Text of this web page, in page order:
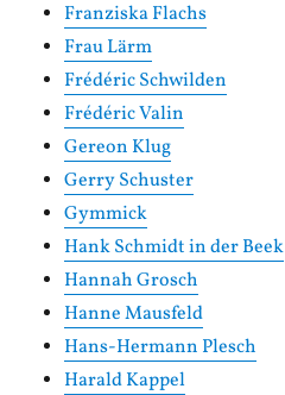
Franziska Flachs
Frau Lärm
Frédéric Schwilden
Frédéric Valin
Gereon Klug
Gerry Schuster
Gymmick
Hank Schmidt in der Beek
Hannah Grosch
Hanne Mausfeld
Hans-Hermann Plesch
Harald Kappel